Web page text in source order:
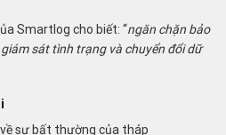
Smartlog cho biết: “ngăn chặn bảo
sát tình trạng và chuyển đổi dữ
sự bất thường của tháp